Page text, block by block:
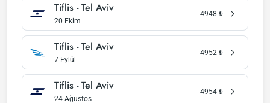
Tiflis - Tel Aviv
20 Ekim
4948 ₺
Tiflis - Tel Aviv
7 Eylül
4952 ₺
Tiflis - Tel Aviv
24 Ağustos
4954 ₺